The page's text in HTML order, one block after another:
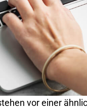
vor einer